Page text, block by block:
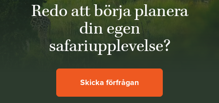
Redo att börja planera
din egen
safariupplevelse?
Skicka förfrågan